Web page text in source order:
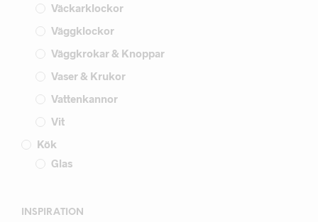
Väckarklockor
Väggklockor
Väggkrokar & Knoppar
Vaser & Krukor
Vattenkannor
Vit
Kök
Glas
INSPIRATION